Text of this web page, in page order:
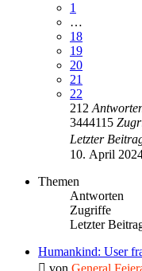
1
…
18
19
20
21
22
212
3444115
Letzter
10. April
Themen
Antworten
Zugriffe
Letzter
Humankind: User
von General